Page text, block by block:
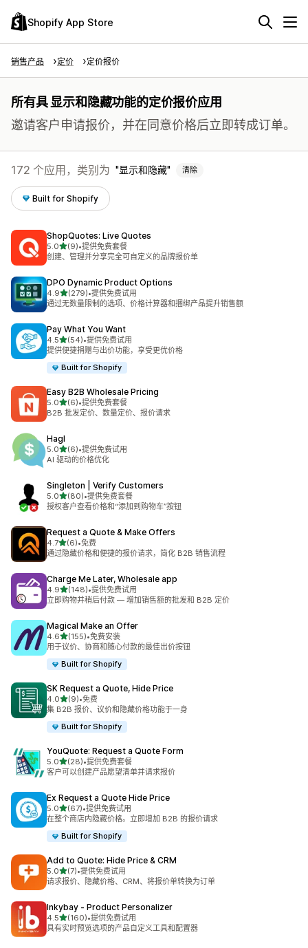
Shopify App Store
销售产品 定价 定价报价
所有具 显示和隐藏功能的定价报价应用
邀请客户申请报价，并在同意价格后立即转成订单。
172 个应用，类别为 显示和隐藏 清除
Built for Shopify
ShopQuotes: Live Quotes
5.0星（满分 5 星）
(9)
总共 9 条评论
•提供免费套餐
创建、管理并分享完全可自定义的品牌报价单
DPO Dynamic Product Options
4.9星（满分 5 星）
(279)
总共 279 条评论
•提供免费试用
通过无数量限制的选项、价格计算器和捆绑产品提升销售额
Pay What You Want
4.5星（满分 5 星）
(54)
总共 54 条评论
•提供免费试用
提供便捷捐赠与出价功能，享受更优价格
Built for Shopify
Easy B2B Wholesale Pricing
5.0星（满分 5 星）
(6)
总共 6 条评论
•提供免费套餐
B2B 批发定价、数量定价、报价请求
Hagl
5.0星（满分 5 星）
(6)
总共 6 条评论
•提供免费试用
AI 驱动的价格优化
Singleton | Verify Customers
5.0星（满分 5 星）
(80)
总共 80 条评论
•提供免费套餐
授权客户查看价格和“添加到购物车”按钮
Request a Quote & Make Offers
4.7星（满分 5 星）
(6)
总共 6 条评论
•免费
通过隐藏价格和便捷的报价请求，简化 B2B 销售流程
Charge Me Later, Wholesale app
4.9星（满分 5 星）
(148)
总共 148 条评论
•提供免费试用
立即购物并稍后付款 — 增加销售额的批发和 B2B 定价
Magical Make an Offer
4.6星（满分 5 星）
(155)
总共 155 条评论
•免费安装
用于议价、协商和随心付款的最佳出价按钮
Built for Shopify
SK Request a Quote, Hide Price
4.0星（满分 5 星）
(9)
总共 9 条评论
•免费
集 B2B 报价、议价和隐藏价格功能于一身
Built for Shopify
YouQuote: Request a Quote Form
5.0星（满分 5 星）
(28)
总共 28 条评论
•提供免费套餐
客户可以创建产品愿望清单并请求报价
Ex Request a Quote Hide Price
5.0星（满分 5 星）
(67)
总共 67 条评论
•提供免费试用
在整个商店内隐藏价格。立即增加 B2B 的报价请求
Built for Shopify
Add to Quote: Hide Price & CRM
5.0星（满分 5 星）
(7)
总共 7 条评论
•提供免费试用
请求报价、隐藏价格、CRM、将报价单转换为订单
Inkybay ‑ Product Personalizer
4.5星（满分 5 星）
(160)
总共 160 条评论
•提供免费试用
具有实时预览选项的产品自定义工具和配置器